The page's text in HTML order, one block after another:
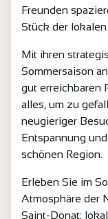
Freunden
Stück der
Mit ihren
Sommersaison
gut erreichbaren
alles, um zu
neugieriger
Entspannung
schönen Region.
Erleben Sie im
Atmosphäre der
Saint-Donat: